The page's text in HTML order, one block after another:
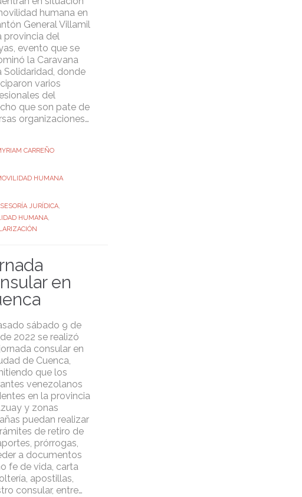
humana en
General Villamil
provincia del
evento que se
la Caravana
Solidaridad, donde
varios
del
que son pate de
organizaciones…
CARREÑO
HUMANA
JURÍDICA,
HUMANA,
en
sábado 9 de
2022 se realizó
consular en
de Cuenca,
que los
venezolanos
en la provincia
y zonas
puedan realizar
de retiro de
prórrogas,
a documentos
fe de vida, carta
apostillas,
consular, entre…